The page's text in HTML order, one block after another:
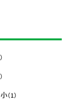
（1）